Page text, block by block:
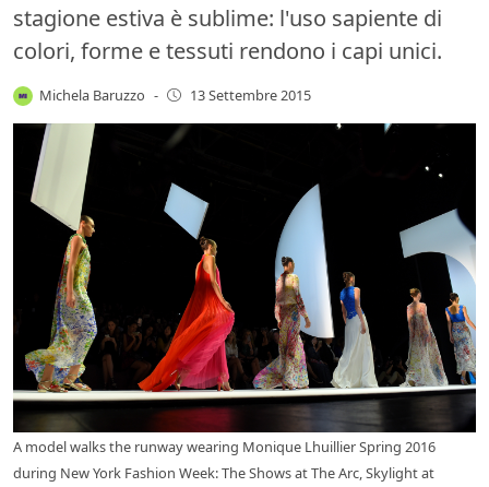
stagione estiva è sublime: l'uso sapiente di
colori, forme e tessuti rendono i capi unici.
Michela Baruzzo - 13 Settembre 2015
A model walks the runway wearing Monique Lhuillier Spring 2016
during New York Fashion Week: The Shows at The Arc, Skylight at